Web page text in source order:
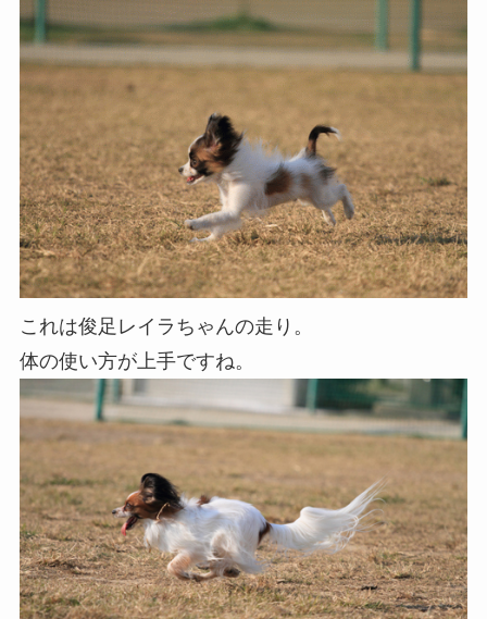
これは俊足レイラちゃんの走り。
体の使い方が上手ですね。